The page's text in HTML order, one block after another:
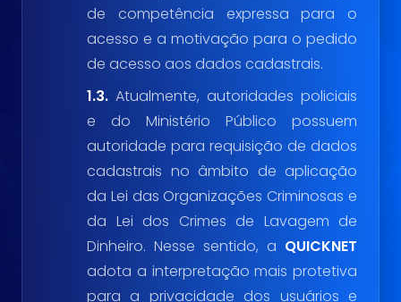
de competência expressa para o
acesso e a motivação para o pedido
de acesso aos dados cadastrais.
1.3. Atualmente, autoridades policiais
e do Ministério Público possuem
autoridade para requisição de dados
cadastrais no âmbito de aplicação
da Lei das Organizações Criminosas e
da Lei dos Crimes de Lavagem de
Dinheiro. Nesse sentido, a QUICKNET
adota a interpretação mais protetiva
para a privacidade dos usuários e